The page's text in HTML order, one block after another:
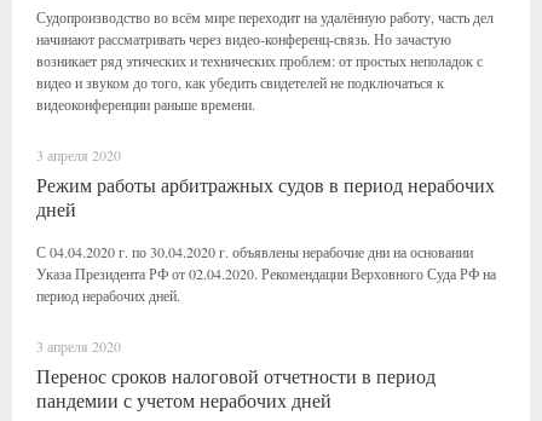
Судопроизводство во всём мире переходит на удалённую работу, часть дел
начинают рассматривать через видео-конференц-связь. Но зачастую
возникает ряд этических и технических проблем: от простых неполадок с
видео и звуком до того, как убедить свидетелей не подключаться к
видеоконференции раньше времени.
3 апреля 2020
Режим работы арбитражных судов в период нерабочих
дней
С 04.04.2020 г. по 30.04.2020 г. объявлены нерабочие дни на основании
Указа Президента РФ от 02.04.2020. Рекомендации Верховного Суда РФ на
период нерабочих дней.
3 апреля 2020
Перенос сроков налоговой отчетности в период
пандемии с учетом нерабочих дней